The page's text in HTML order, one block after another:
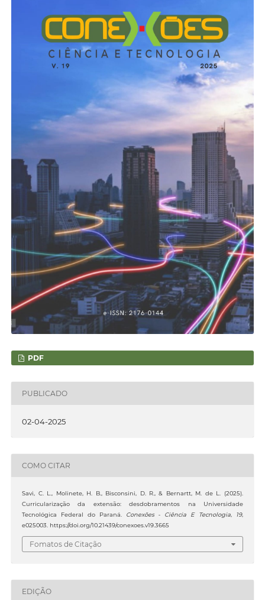
PDF
PUBLICADO
02-04-2025
COMO CITAR
Savi, C. L., Molinete, H. B., Bisconsini, D. R., & Bernartt, M. de L. (2025).
Curricularização da extensão: desdobramentos na Universidade
Tecnológica Federal do Paraná.
Conexões - Ciência E Tecnologia, 19,
e025003. https://doi.org/10.21439/conexoes.v19.3665
Fomatos de Citação
EDIÇÃO